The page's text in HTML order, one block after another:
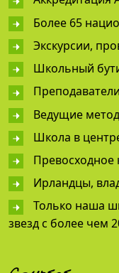
Более 65
Экскурсии,
Школьный
Ведущие
Школа в
Превосходное
Ирландцы,
Только наша
звезд с более чем